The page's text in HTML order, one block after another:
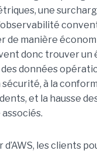
une
de manière
donc trouver un
données
sécurité, à la
et la hausse
d’AWS, les clients